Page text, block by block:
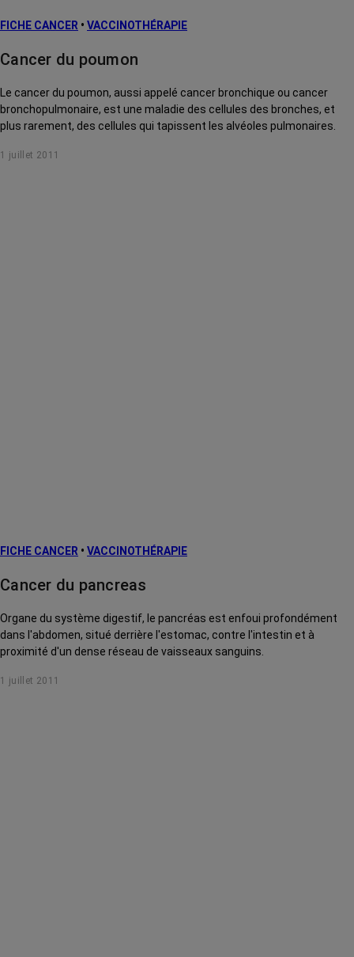
FICHE CANCER • VACCINOTHÉRAPIE
Cancer du poumon
Le cancer du poumon, aussi appelé cancer bronchique ou cancer
bronchopulmonaire, est une maladie des cellules des bronches, et
plus rarement, des cellules qui tapissent les alvéoles pulmonaires.
1 juillet 2011
FICHE CANCER • VACCINOTHÉRAPIE
Cancer du pancreas
Organe du système digestif, le pancréas est enfoui profondément
dans l'abdomen, situé derrière l'estomac, contre l'intestin et à
proximité d'un dense réseau de vaisseaux sanguins.
1 juillet 2011